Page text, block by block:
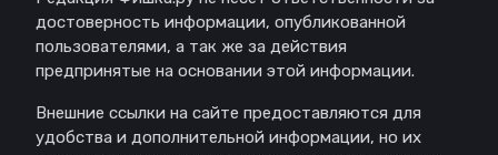
достоверность информации, опубликованной
пользователями, а так же за действия
предпринятые на основании этой информации.
Внешние ссылки на сайте предоставляются для
удобства и дополнительной информации, но их